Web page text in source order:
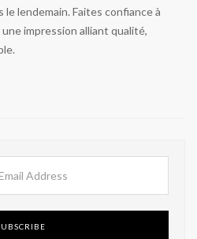
lendemain. Faites confiance à
impression alliant qualité,